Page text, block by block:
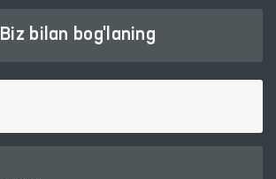
Biz bilan bog'laning